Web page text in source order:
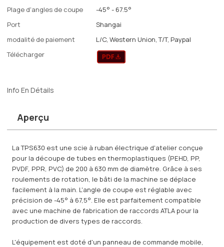
Plage d'angles de coupe
-45° - 67.5°
Port
Shangai
modalité de paiement
L/C, Western Union, T/T, Paypal
Télécharger
Info En Détails
Aperçu
La TPS630 est une scie à ruban électrique d'atelier conçue
pour la découpe de tubes en thermoplastiques (PEHD, PP,
PVDF, PPR, PVC) de 200 à 630 mm de diamètre. Grâce à ses
roulements de rotation, le bâti de la machine se déplace
facilement à la main. L'angle de coupe est réglable avec
précision de -45° à 67,5°. Elle est parfaitement compatible
avec une machine de fabrication de raccords ATLA pour la
production de divers types de raccords.
L'équipement est doté d'un panneau de commande mobile,